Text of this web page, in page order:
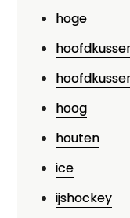
hoge
hoog
houten
ice
ijshockey